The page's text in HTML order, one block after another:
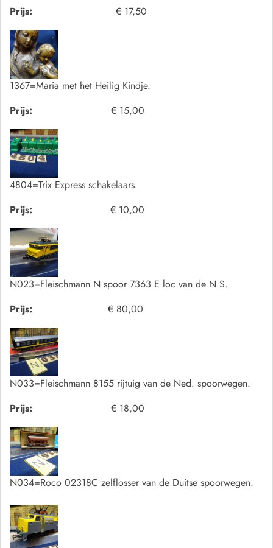
Prijs:
€ 17,50
1367=Maria met het Heilig Kindje.
Prijs:
€ 15,00
4804=Trix Express schakelaars.
Prijs:
€ 10,00
N023=Fleischmann N spoor 7363 E loc van de N.S.
Prijs:
€ 80,00
N033=Fleischmann 8155 rijtuig van de Ned. spoorwegen.
Prijs:
€ 18,00
N034=Roco 02318C zelflosser van de Duitse spoorwegen.